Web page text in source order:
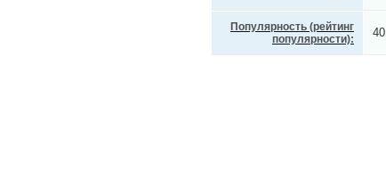
Популярность (рейтинг
популярности):